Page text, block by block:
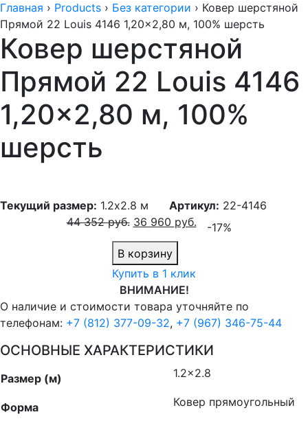
Главная › Products › Без категории › Ковер шерстяной
Прямой 22 Louis 4146 1,20x2,80 м, 100% шерсть
Ковер шерстяной
Прямой 22 Louis 4146
1,20×2,80 м, 100%
шерсть
Текущий размер: 1.2x2.8 м Артикул: 22-4146
44 352руб. 36 960 руб.
-17%
В корзину
Купить в 1 клик
ВНИМАНИЕ!
О наличие и стоимости товара уточняйте по
телефонам: +7 (812) 377-09-32, +7 (967) 346-75-44
ОСНОВНЫЕ ХАРАКТЕРИСТИКИ
Размер (м) 1.2×2.8
Форма Ковер прямоугольный